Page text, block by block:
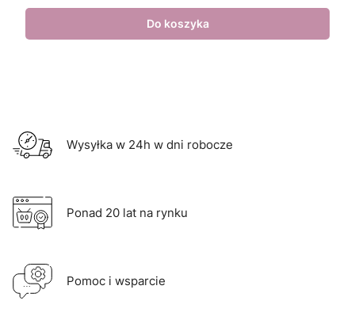
Do koszyka
Wysyłka w 24h w dni robocze
Ponad 20 lat na rynku
Pomoc i wsparcie